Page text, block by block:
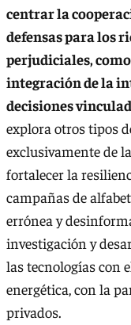
centrar la
defensas para los
perjudiciales,
integración de la
decisiones
explora otros tipos
exclusivamente de
fortalecer la
campañas de
errónea y
investigación y
las tecnologías con
energética, con la
privados.